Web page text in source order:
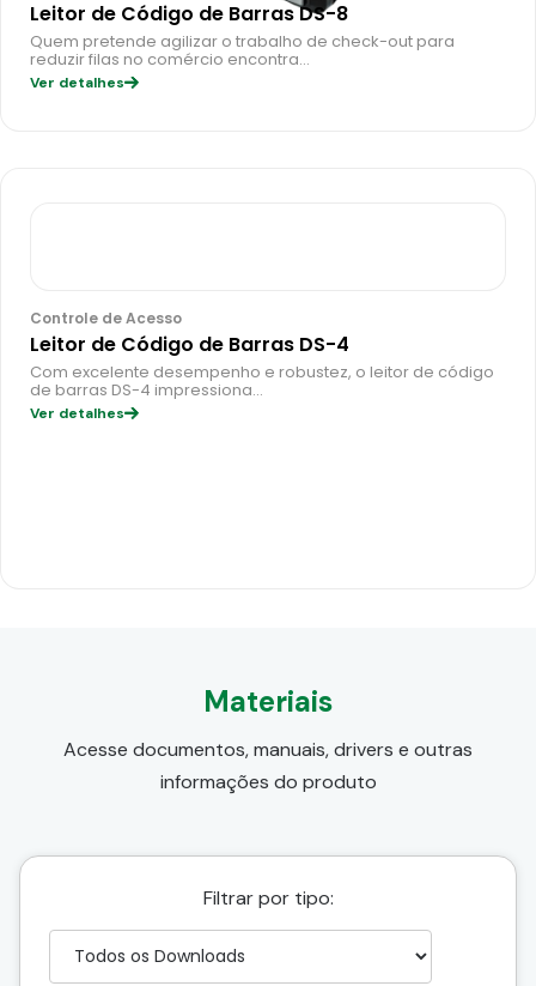
Leitor de Código de Barras DS-8
Quem pretende agilizar o trabalho de check-out para
reduzir filas no comércio encontra…
Ver detalhes
Controle de Acesso
Leitor de Código de Barras DS-4
Com excelente desempenho e robustez, o leitor de código
de barras DS-4 impressiona…
Ver detalhes
Materiais
Acesse documentos, manuais, drivers e outras
informações do produto
Filtrar por tipo: